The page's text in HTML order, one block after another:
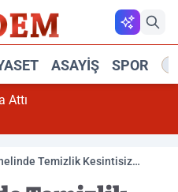
ASAYIŞ SPOR
Temizlik Kesintisiz